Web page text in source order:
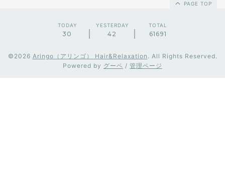
PAGE TOP
TODAY
30
YESTERDAY
42
TOTAL
61691
©2026 Aringo（アリンゴ） Hair&Relaxation . All Rights Reserved.
Powered by グーペ / 管理ページ